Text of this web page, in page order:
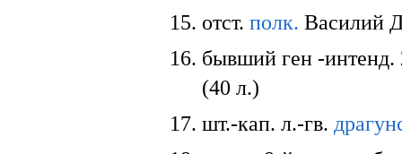
отст.полк. Василий
бывший ген -
(40 л.)
шт.-кап. л.-гв.